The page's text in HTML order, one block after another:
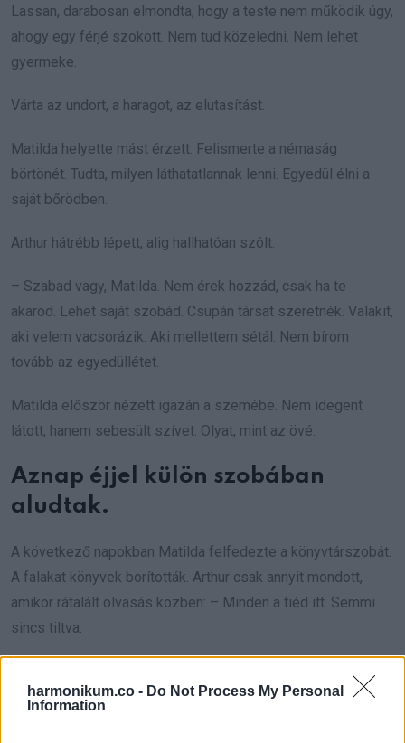
harmonikum.co - Do Not Process My Personal
Information
Lassan, darabosan elmondta, hogy a teste nem működik úgy,
ahogy egy férjé szokott. Nem tud közeledni. Nem lehet
gyermeke.
Várta az undort, a haragot, az elutasítást.
Matilda helyette mást érzett. Felismerte a némaság
börtönét. Tudta, milyen láthatatlannak lenni. Egyedül élni a
saját bőrödben.
Arthur hátrébb lépett, alig hallhatóan szólt.
– Szabad vagy, Matilda. Nem érek hozzád, csak ha te
akarod. Lehet saját szobád. Csupán társat szeretnék. Valakit,
aki velem vacsorázik. Aki mellettem sétál. Nem bírom
tovább az egyedüllétet.
Matilda először nézett igazán a szemébe. Nem idegent
látott, hanem sebesült szívet. Olyat, mint az övé.
Aznap éjjel külön szobában
aludtak.
A következő napokban Matilda felfedezte a könyvtárszobát.
A falakat könyvek borították. Arthur csak annyit mondott,
amikor rátalált olvasás közben: – Minden a tiéd itt. Semmi
sincs tiltva.
Teltek a hetek. Megtanulta, hogyan működik a gazdaság,